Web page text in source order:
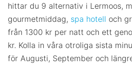
hittar du 9 alternativ i Lermoos,
gourmetmiddag, spa hotell och
från 1300 kr per natt och ett
kr. Kolla in våra otroliga sista
för Augusti, September och